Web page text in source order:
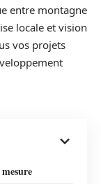
entre montagne
locale et vision
vos projets